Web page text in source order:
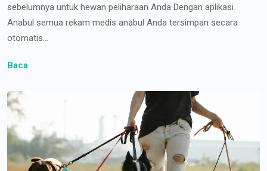
sebelumnya untuk hewan peliharaan Anda Dengan aplikasi
Anabul semua rekam medis anabul Anda tersimpan secara
otomatis...
Baca